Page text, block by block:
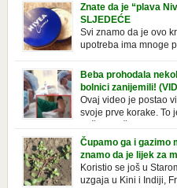
Znate da je “plava
SLJEDEĆE
Svi znamo da je ovo
upotreba ima mnoge
o njoj. Nivea krema u
prepoznatljivog mirisa i
u kupatilima i muškaraca i žena.
čak nose sa […]
Beba prohodala
bolnici zanijemili!
Ovaj video je postao
svoje prve korake. To
baš neobičan. Ne
novorođenih beba. Video je snimila
miliona ljudi. Ove babice su ostale
beba želi […]
Čupamo ga i gazimo
znamo da je lijek za
Koristio se još u
uzgaja u Kini i Indiji,